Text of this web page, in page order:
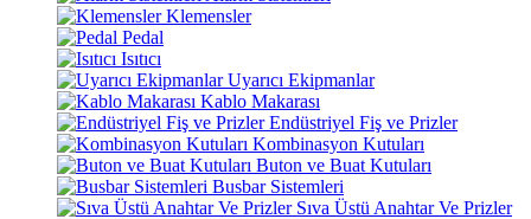
Klemensler
Pedal
Isıtıcı
Uyarıcı Ekipmanlar
Kablo Makarası
Endüstriyel Fiş ve Prizler
Kombinasyon Kutuları
Buton ve Buat Kutuları
Busbar Sistemleri
Sıva Üstü Anahtar Ve Prizler